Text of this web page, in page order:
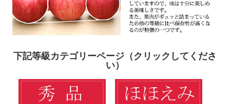
下記等級カテゴリーページ（クリックしてくださ
い）